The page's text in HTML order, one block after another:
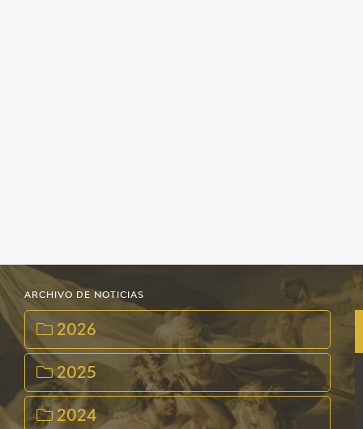
ARCHIVO DE NOTICIAS
2026
2025
2024